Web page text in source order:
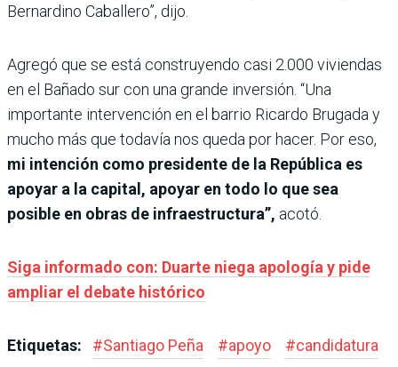
Bernardino Caballero”, dijo.
Agregó que se está construyendo casi 2.000 viviendas
en el Bañado sur con una grande inversión. “Una
importante intervención en el barrio Ricardo Brugada y
mucho más que todavía nos queda por hacer. Por eso,
mi intención como presidente de la República es
apoyar a la capital, apoyar en todo lo que sea
posible en obras de infraestructura”, acotó.
Siga informado con: Duarte niega apología y pide
ampliar el debate histórico
Etiquetas: #Santiago Peña #apoyo #candidatura